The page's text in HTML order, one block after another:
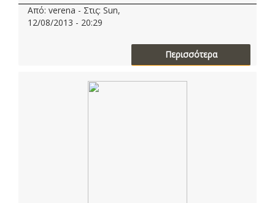
Από: verena - Στις: Sun,
12/08/2013 - 20:29
Περισσότερα